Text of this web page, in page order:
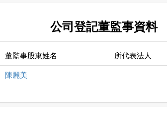
公司登記董監事資料
董監事股東姓名 所代表法人
陳麗美